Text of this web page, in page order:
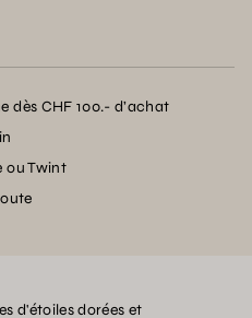
dès CHF 100.- d’achat
ou Twint
d'étoiles dorées et